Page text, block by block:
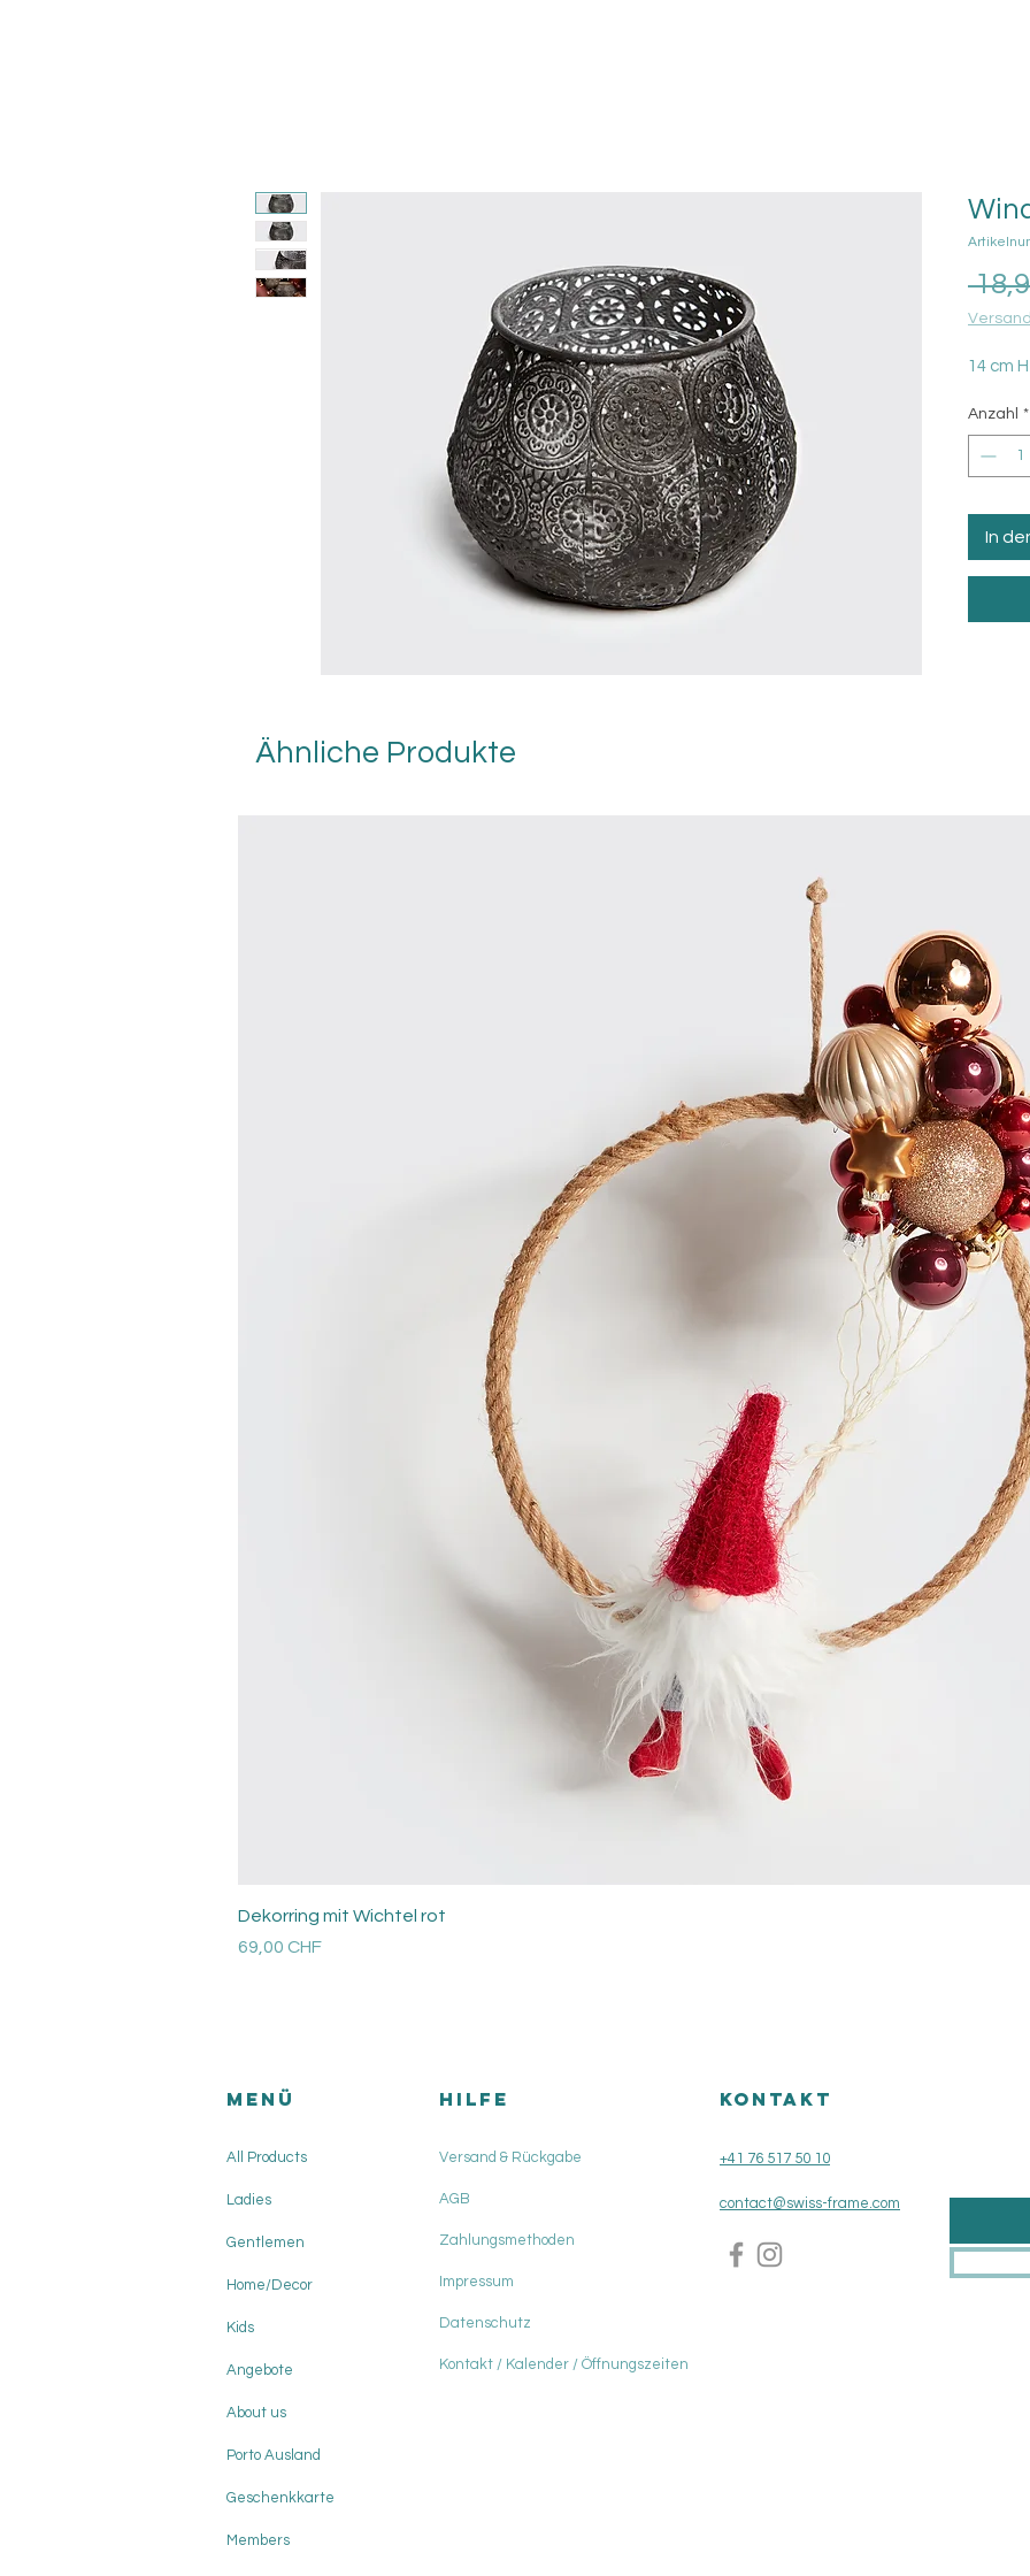
14 cm
Anzahl *
In
Ähnliche Produkte
Dekorring mit Wichtel rot
Preis
69,00 CHF
Menü
All Products
Ladies
Gentlemen
Home/Decor
Kids
Angebote
About us
Porto Ausland
Geschenkkarte
Members
HILFE
Versand & Rückgabe
AGB
Zahlungsmethoden
Impressum
Datenschutz
Kontakt / Kalender / Öffnungszeiten
KONTAKT
+41 76 517 50 10
contact@swiss-frame.com